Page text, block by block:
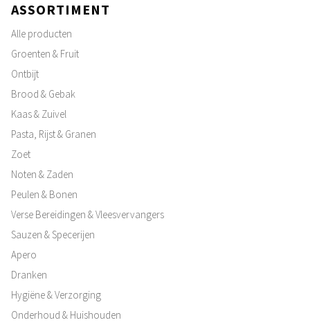
ASSORTIMENT
Alle producten
Groenten & Fruit
Ontbijt
Brood & Gebak
Kaas & Zuivel
Pasta, Rijst & Granen
Zoet
Noten & Zaden
Peulen & Bonen
Verse Bereidingen & Vleesvervangers
Sauzen & Specerijen
Apero
Dranken
Hygiëne & Verzorging
Onderhoud & Huishouden